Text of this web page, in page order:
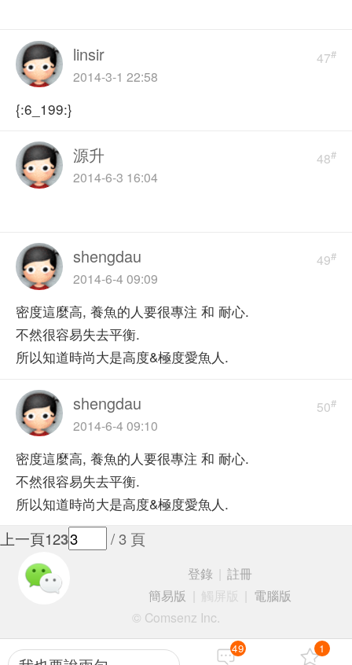
47#
linsir
2014-3-1 22:58
{:6_199:}
48#
源升
2014-6-3 16:04
49#
shengdau
2014-6-4 09:09
密度這麼高, 養魚的人要很專注 和 耐心.
不然很容易失去平衡.
所以知道時尚大是高度&極度愛魚人.
50#
shengdau
2014-6-4 09:10
密度這麼高, 養魚的人要很專注 和 耐心.
不然很容易失去平衡.
所以知道時尚大是高度&極度愛魚人.
上一頁123 / 3 頁
49 1
登錄
註冊
簡易版
觸屏版
電腦版
© Comsenz Inc.